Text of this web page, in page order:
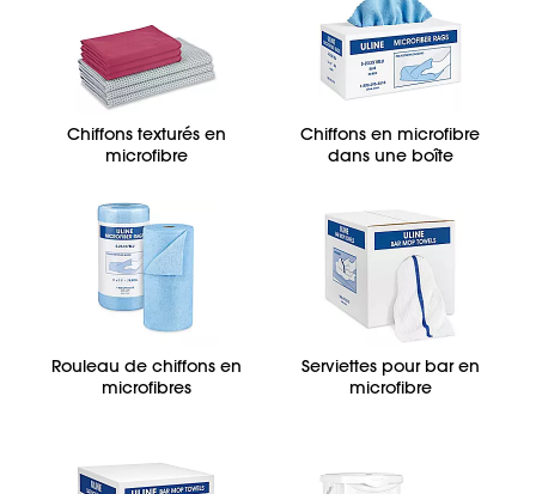
Chiffons texturés en
microfibre
Chiffons en microfibre
dans une boîte
Rouleau de chiffons en
microfibres
Serviettes pour bar en
microfibre